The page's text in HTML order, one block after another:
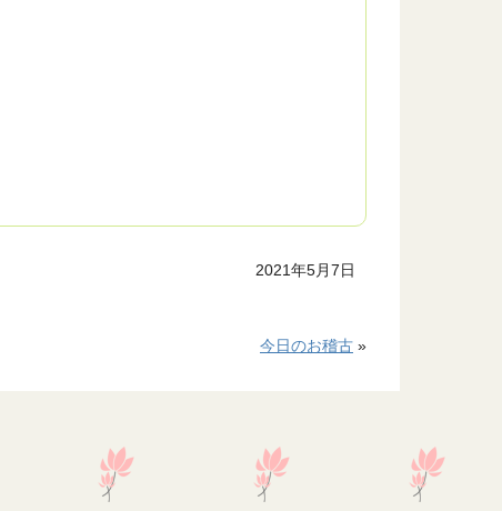
2021年5月7日
今日のお稽古 »